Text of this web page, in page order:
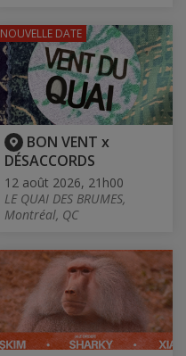
BON VENT x
DÉSACCORDS
12 août 2026, 21h00
LE QUAI DES BRUMES,
Montréal, QC
NOUVELLE DATE